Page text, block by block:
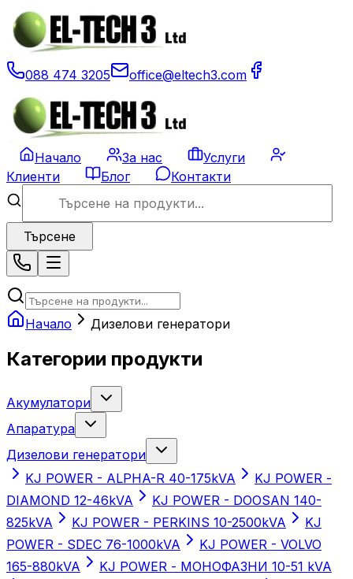
088 474 3205 office@eltech3.com
Начало За нас
Услуги
Клиенти
Блог Контакти
Търсене
Начало Дизелови генератори
Категории продукти
Акумулатори
Апаратура
Дизелови генератори
KJ POWER - ALPHA-R 40-175kVA
KJ POWER -
DIAMOND 12-46kVA
KJ POWER - DOOSAN 140-
825kVA
KJ POWER - PERKINS 10-2500kVA
KJ
POWER - SDEC 76-1000kVA
KJ POWER - VOLVO
165-880kVA
KJ POWER - МОНОФАЗНИ 10-51 kVA